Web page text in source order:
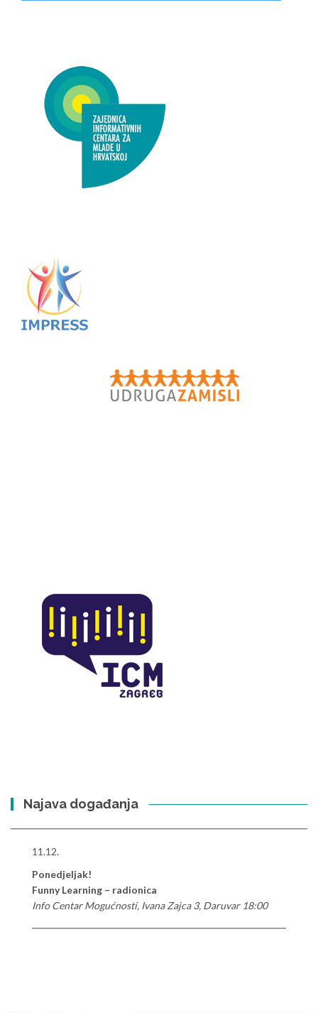
Najava događanja
11.12.
Ponedjeljak!
Funny Learning – radionica
Info Centar Mogućnosti, Ivana Zajca 3, Daruvar 18:00